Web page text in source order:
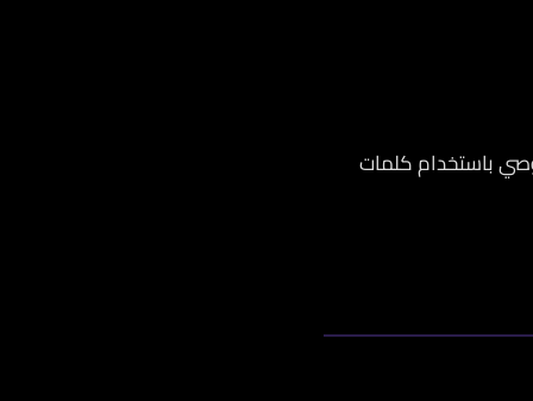
المعقولة، لا يمكن ضمان أمان أي نظام إلكتروني بنسبة 100%. نوصي باستخدام كلمات